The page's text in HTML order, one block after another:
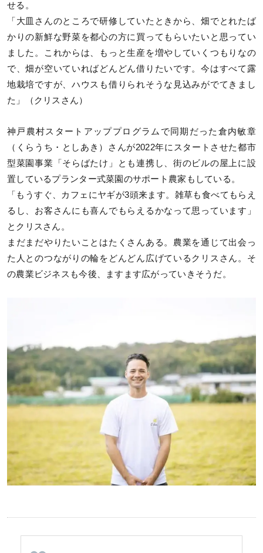
せる。
「大皿さんのところで研修していたときから、畑でとれたば
かりの新鮮な野菜を都心の方に買ってもらいたいと思ってい
ました。これからは、もっと生産を増やしていくつもりなの
で、畑が空いていればどんどん借りたいです。今はすべて露
地栽培ですが、ハウスも借りられそうな見込みがでてきまし
た」（クリスさん）
神戸農村スタートアッププログラムで同期だった倉内敏章
（くらうち・としあき）さんが2022年にスタートさせた都市
型菜園事業「そらばたけ」とも連携し、街のビルの屋上に設
置しているプランター式菜園のサポート農家もしている。
「もうすぐ、カフェにヤギが3頭来ます。雑草も食べてもらえ
るし、お客さんにも喜んでもらえるかなって思っています」
とクリスさん。
まだまだやりたいことはたくさんある。農業を通じて出会っ
た人とのつながりの輪をどんどん広げているクリスさん。そ
の農業ビジネスも今後、ますます広がっていきそうだ。